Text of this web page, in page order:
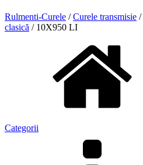
Rulmenti-Curele /Curele transmisie /
clasică / 10X950 LI
Categorii